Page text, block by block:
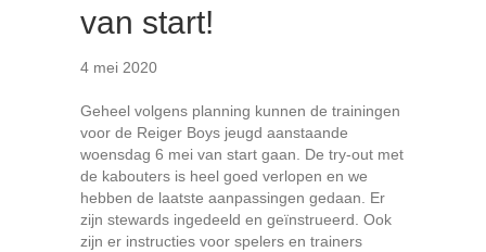
van start!
4 mei 2020
Geheel volgens planning kunnen de trainingen
voor de Reiger Boys jeugd aanstaande
woensdag 6 mei van start gaan. De try-out met
de kabouters is heel goed verlopen en we
hebben de laatste aanpassingen gedaan. Er
zijn stewards ingedeeld en geïnstrueerd. Ook
zijn er instructies voor spelers en trainers